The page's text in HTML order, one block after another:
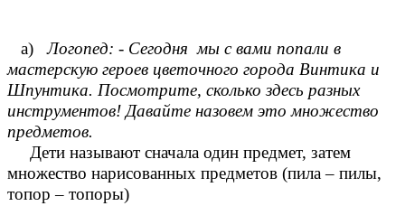
а)
Логопед: - Сегодня мы с вами попали в
мастерскую героев цветочного города Винтика и
Шпунтика. Посмотрите, сколько здесь разных
инструментов! Давайте назовем это множество
предметов.
Дети называют сначала один предмет, затем
множество нарисованных предметов (пила – пилы,
топор – топоры)